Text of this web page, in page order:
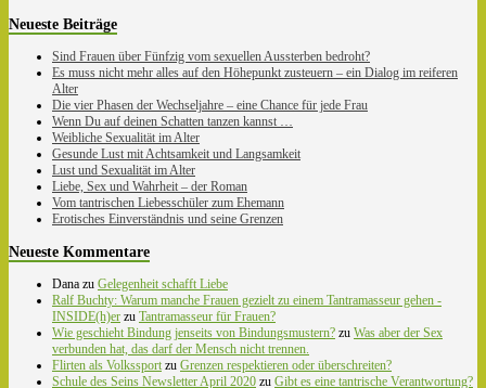
Neueste Beiträge
Sind Frauen über Fünfzig vom sexuellen Aussterben bedroht?
Es muss nicht mehr alles auf den Höhepunkt zusteuern – ein Dialog im reiferen
Alter
Die vier Phasen der Wechseljahre – eine Chance für jede Frau
Wenn Du auf deinen Schatten tanzen kannst …
Weibliche Sexualität im Alter
Gesunde Lust mit Achtsamkeit und Langsamkeit
Lust und Sexualität im Alter
Liebe, Sex und Wahrheit – der Roman
Vom tantrischen Liebesschüler zum Ehemann
Erotisches Einverständnis und seine Grenzen
Neueste Kommentare
Dana zu Gelegenheit schafft Liebe
Ralf Buchty: Warum manche Frauen gezielt zu einem Tantramasseur gehen -
INSIDE(h)er zu Tantramasseur für Frauen?
Wie geschieht Bindung jenseits von Bindungsmustern? zu Was aber der Sex
verbunden hat, das darf der Mensch nicht trennen.
Flirten als Volkssport zu Grenzen respektieren oder überschreiten?
Schule des Seins Newsletter April 2020 zu Gibt es eine tantrische Verantwortung?